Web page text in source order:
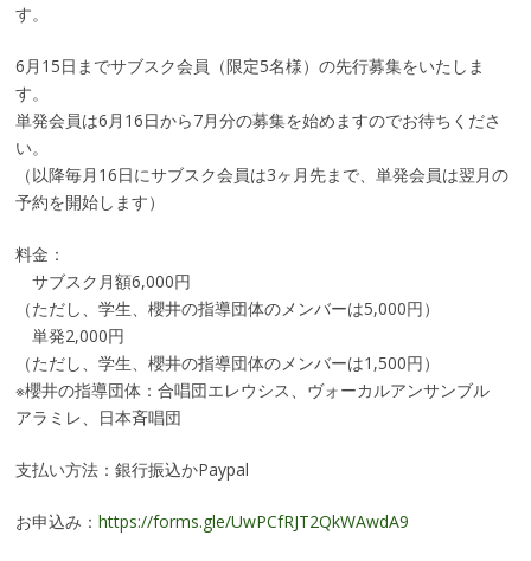
す。
6月15日までサブスク会員（限定5名様）の先行募集をいたしま
す。
単発会員は6月16日から7月分の募集を始めますのでお待ちくださ
い。
（以降毎月16日にサブスク会員は3ヶ月先まで、単発会員は翌月の
予約を開始します）
料金：
サブスク月額6,000円
（ただし、学生、櫻井の指導団体のメンバーは5,000円）
単発2,000円
（ただし、学生、櫻井の指導団体のメンバーは1,500円）
※櫻井の指導団体：合唱団エレウシス、ヴォーカルアンサンブル
アラミレ、日本斉唱団
支払い方法：銀行振込かPaypal
お申込み： https://forms.gle/UwPCfRJT2QkWAwdA9